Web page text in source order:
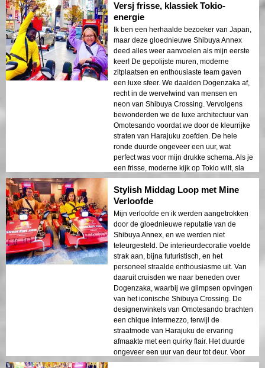
Versj frisse, klassiek Tokio-
energie
Ik ben een herhaalde bezoeker van Japan,
maar deze gloednieuwe Shibuya Annex
deed alles weer aanvoelen als mijn eerste
keer! De gepolijste muren, moderne
zitplaatsen en enthousiaste team gaven
een luxe sfeer. We daalden Dogenzaka af,
recht in de wervelwind van mensen en
neon van Shibuya Crossing. Vervolgens
bewonderden we de luxe architectuur van
Omotesando voordat we door de kleurrijke
straten van Harajuku zoefden. De hele
ronde duurde ongeveer een uur, wat
perfect was voor mijn drukke schema. Als je
een frisse, moderne kijk op Tokio wilt, sla
deze tour dan niet over!
Stylish Middag Loop met Mine
Verloofde
Mijn verloofde en ik werden aangetrokken
door de gloednieuwe reputatie van de
Shibuya Annex, en we werden niet
teleurgesteld. De interieurdecoratie voelde
strak aan, bijna futuristisch, en het
personeel straalde enthousiasme uit. Van
daaruit cruisden we naar beneden over
Dogenzaka, waarbij we glimpsen opvingen
van het iconische Shibuya Crossing. De
designerwinkels van Omotesando brachten
een chique intermezzo, terwijl de
straatmode van Harajuku de ervaring
afmaakte met een quirky flair. Het duurde
ongeveer een uur van deur tot deur. Voor
een stel dat op zoek is naar een verfijnd